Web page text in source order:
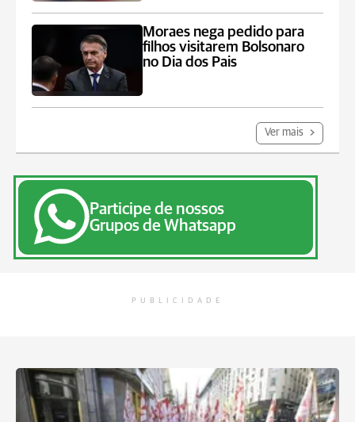
Moraes nega pedido para
filhos visitarem Bolsonaro
no Dia dos Pais
Ver mais
Participe de nossos
Grupos de Whatsapp
PUBLICIDADE